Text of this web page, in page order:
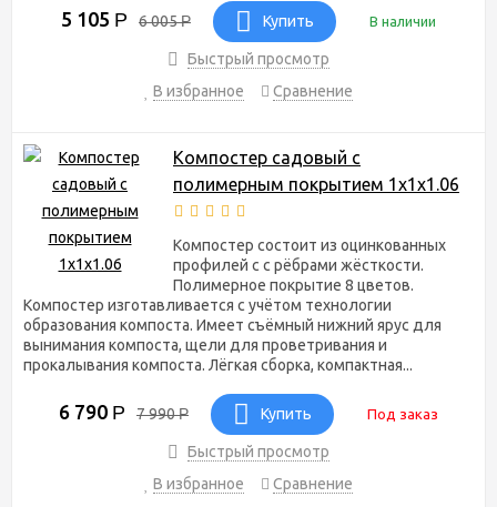
При таком способе изготоваления компостеров может
игнорироваться ряд требований, без которых не получится
хорошее удобрение.
Интернет-магазин «Сибирские грядки» предлагает готовое
образования качественного садового удобрения.
профиля с ребрами жесткости.
Особенности наших садовых
компостеров
Удобство эксплуатации;
Долгий срок службы;
Удобство конструкции (для вынимания компоста
Оптимальная циркуляция воздуха за счет щелей для
прокалывания и проветривания;
Компостер «Сибирские грядки» легко собирается и
Изготовляем под заказ конструкции различных форм и
5 105 Р 6 005Р Купить В наличии
Быстрый просмотр
В избранное
Сравнение
Компостер садовый с
полимерным покрытием 1х1х1.06
Компостер состоит из оцинкованных
профилей с с рёбрами жёсткости.
Полимерное покрытие 8 цветов.
Компостер изготавливается с учётом технологии
образования компоста. Имеет съёмный нижний ярус для
вынимания компоста, щели для проветривания и
прокалывания компоста. Лёгкая сборка, компактная...
6 790 Р 7 990Р Купить Под заказ
Быстрый просмотр
В избранное
Сравнение